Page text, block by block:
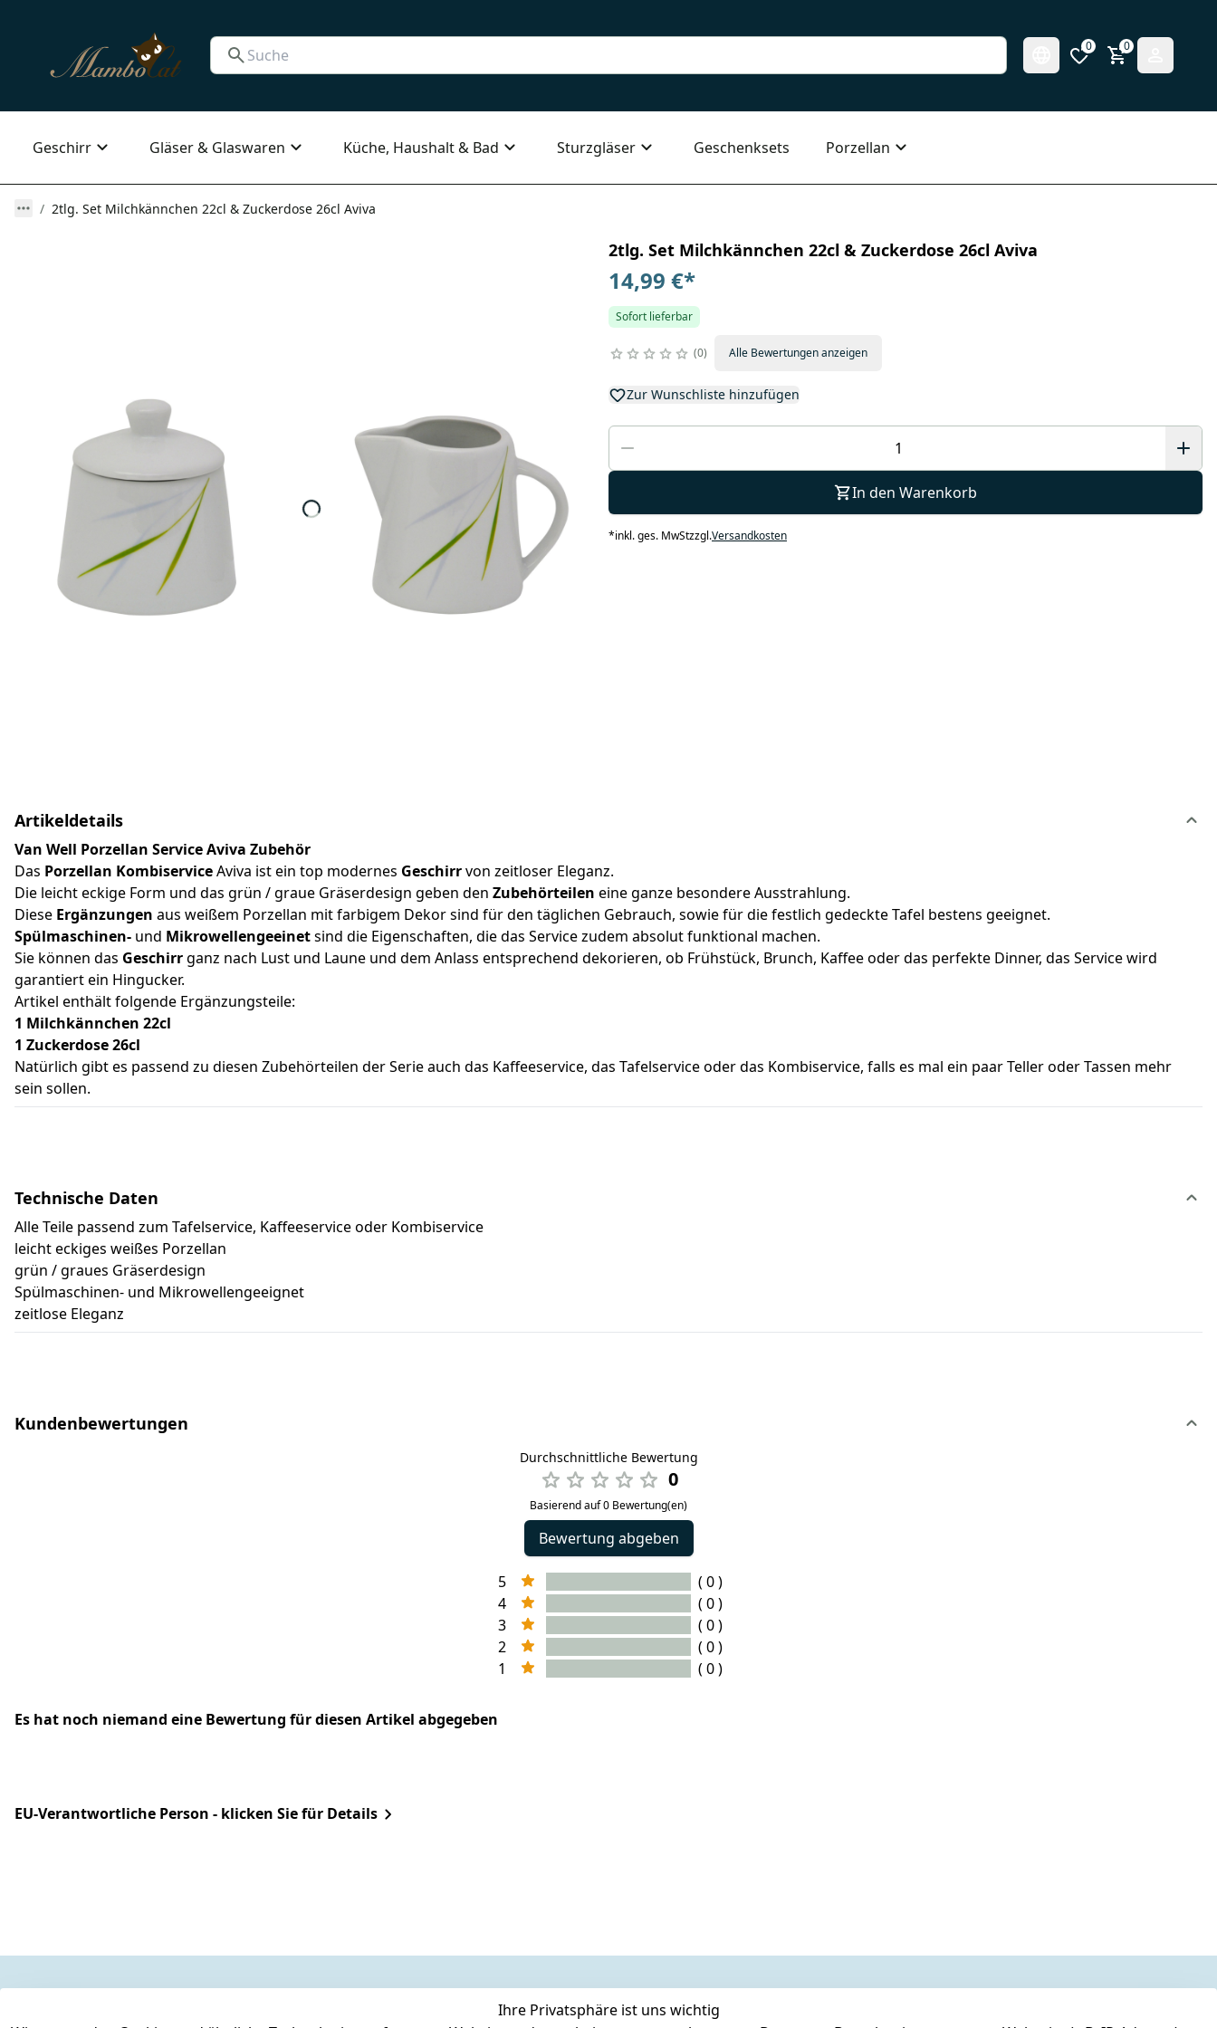
0 0
Geschirr Gläser & Glaswaren Küche, Haushalt & Bad Sturzgläser Geschenksets Porzellan
2tlg. Set Milchkännchen 22cl & Zuckerdose 26cl Aviva
2tlg. Set Milchkännchen 22cl & Zuckerdose 26cl Aviva
14,99 €*
Sofort lieferbar
0 Alle Bewertungen anzeigen
Zur Wunschliste hinzufügen
In den Warenkorb
*inkl. ges. MwStzzgl.Versandkosten
Artikeldetails
Van Well Porzellan Service Aviva Zubehör
Das Porzellan KombiserviceAviva ist ein top modernes Geschirrvon zeitloser Eleganz.
Die leicht eckige Form und das grün / graue Gräserdesign geben den Zubehörteilen eine ganze besondere Ausstrahlung.
Diese Ergänzungen aus weißem Porzellan mit farbigem Dekor sind für den täglichen Gebrauch, sowie für die festlich gedeckte Tafel bestens geeignet.
Spülmaschinen- und Mikrowellengeeinetsind die Eigenschaften, die das Service zudem absolut funktional machen.
Sie können das Geschirrganz nach Lust und Laune und dem Anlass entsprechend dekorieren, ob Frühstück, Brunch, Kaffee oder das perfekte Dinner, das Service wird
garantiert ein Hingucker.
Artikel enthält folgende Ergänzungsteile:
1 Milchkännchen 22cl
1 Zuckerdose 26cl
Natürlich gibt es passend zu diesen Zubehörteilen der Serie auch das Kaffeeservice, das Tafelservice oder das Kombiservice, falls es mal ein paar Teller oder Tassen mehr
sein sollen.
Technische Daten
Alle Teile passend zum Tafelservice, Kaffeeservice oder Kombiservice
leicht eckiges weißes Porzellan
grün / graues Gräserdesign
Spülmaschinen- und Mikrowellengeeignet
zeitlose Eleganz
Kundenbewertungen
Durchschnittliche Bewertung
0
Basierend auf 0 Bewertung(en)
Bewertung abgeben
5
( 0 )
4
( 0 )
3
( 0 )
2
( 0 )
1
( 0 )
Es hat noch niemand eine Bewertung für diesen Artikel abgegeben
EU-Verantwortliche Person - klicken Sie für Details
Ihre Privatsphäre ist uns wichtig